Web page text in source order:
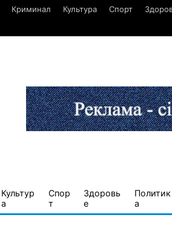
Криминал Культура Спорт
Культур
а
Спор
т
Здоровь
е
Политик
а